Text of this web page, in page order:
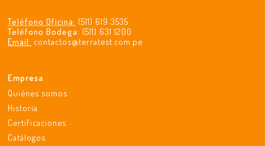
Teléfono Oficina: (511) 619 3535
Teléfono Bodega: (511) 631 1200
Email: contactos@terratest.com.pe
Empresa
Quiénes somos
Historia
Certificaciones
Catálogos